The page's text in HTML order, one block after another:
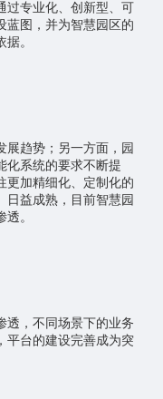
过专业化、创新型、可
蓝图，并为智慧园区的
。
展趋势；另一方面，园
化系统的要求不断提
更加精细化、定制化的
日益成熟，目前智慧园
。
透，不同场景下的业务
平台的建设完善成为突